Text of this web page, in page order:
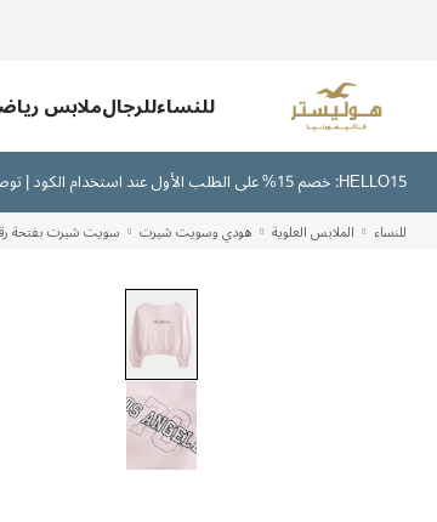
للنساءللرجالملابس
HELLO15: خصم 15% على الطلب الأول عند استخدام الكود | توصيل مجاني على جميع الطلبات بقيمة 300 ريال سعودي أو أكثر | اشترِ الآن وادفع لاحقًا عبر تابي وتمارا
للنساء الملابس العلوية هودي وسويت شيرت سويت شيرت بفتحة